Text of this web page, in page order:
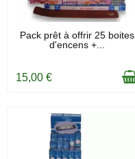
EN STOCK
Pack prêt à offrir 25 boites
d'encens +...
15,00 €